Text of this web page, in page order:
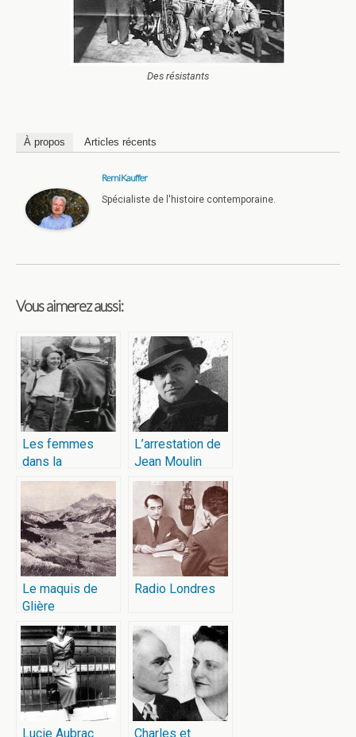
Des résistants
À propos Articles récents
Remi Kauffer
Spécialiste de l'histoire contemporaine.
Vous aimerez aussi:
Les femmes
dans la
Résistance
L’arrestation de
Jean Moulin
Le maquis de
Glière
Radio Londres
Lucie Aubrac
Charles et